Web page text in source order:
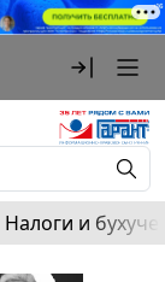
Налоги и